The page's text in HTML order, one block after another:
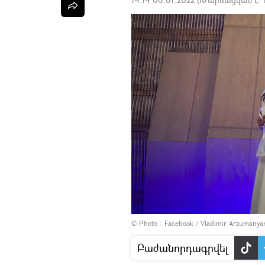
© Photo : Facebook / Vladimir
Բաժանորդագրվել